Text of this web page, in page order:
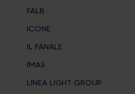
FALB
ICONE
IL FANALE
IMAS
LINEA LIGHT GROUP